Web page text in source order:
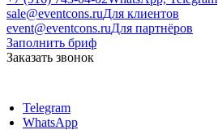
sale@eventcons.ruДля клиентов
event@eventcons.ruДля партнёров
Заполнить бриф
Заказать звонок
Telegram
WhatsApp